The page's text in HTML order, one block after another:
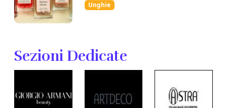
Unghie
Sezioni Dedicate